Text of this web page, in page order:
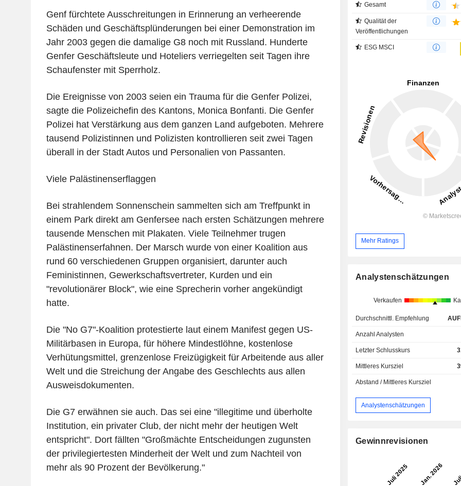
Genf fürchtete Ausschreitungen in Erinnerung an verheerende
Schäden und Geschäftsplünderungen bei einer Demonstration im
Jahr 2003 gegen die damalige G8 noch mit Russland. Hunderte
Genfer Geschäftsleute und Hoteliers verriegelten seit Tagen ihre
Schaufenster mit Sperrholz.
Die Ereignisse von 2003 seien ein Trauma für die Genfer Polizei,
sagte die Polizeichefin des Kantons, Monica Bonfanti. Die Genfer
Polizei hat Verstärkung aus dem ganzen Land aufgeboten. Mehrere
tausend Polizistinnen und Polizisten kontrollieren seit zwei Tagen
überall in der Stadt Autos und Personalien von Passanten.
Viele Palästinenserflaggen
Bei strahlendem Sonnenschein sammelten sich am Treffpunkt in
einem Park direkt am Genfersee nach ersten Schätzungen mehrere
tausende Menschen mit Plakaten. Viele Teilnehmer trugen
Palästinenserfahnen. Der Marsch wurde von einer Koalition aus
rund 60 verschiedenen Gruppen organisiert, darunter auch
Feministinnen, Gewerkschaftsvertreter, Kurden und ein
"revolutionärer Block", wie eine Sprecherin vorher angekündigt
hatte.
Die "No G7"-Koalition protestierte laut einem Manifest gegen US-
Militärbasen in Europa, für höhere Mindestlöhne, kostenlose
Verhütungsmittel, grenzenlose Freizügigkeit für Arbeitende aus aller
Welt und die Streichung der Angabe des Geschlechts aus allen
Ausweisdokumenten.
Die G7 erwähnen sie auch. Das sei eine "illegitime und überholte
Institution, ein privater Club, der nicht mehr der heutigen Welt
entspricht". Dort fällten "Großmächte Entscheidungen zugunsten
der privilegiertesten Minderheit der Welt und zum Nachteil von
mehr als 90 Prozent der Bevölkerung."
Gesamt
Qualität der
Veröffentlichungen
ESG MSCI
Mehr Ratings
Analystenschätzungen
Verkaufen
Durchschnittl. Empfehlung
Anzahl Analysten
Letzter Schlusskurs
Mittleres Kursziel
Abstand / Mittleres Kursziel
Analystenschätzungen
Gewinnrevisionen